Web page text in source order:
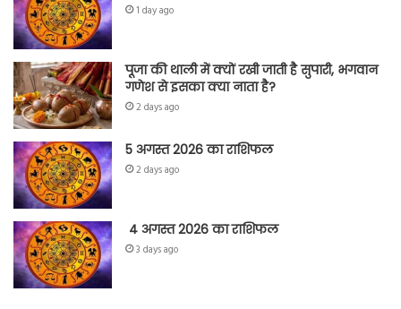
1 day ago
पूजा की थाली में क्यों रखी जाती है सुपारी, भगवान
गणेश से इसका क्या नाता है?
2 days ago
5 अगस्त 2026 का राशिफल
2 days ago
4 अगस्त 2026 का राशिफल
3 days ago